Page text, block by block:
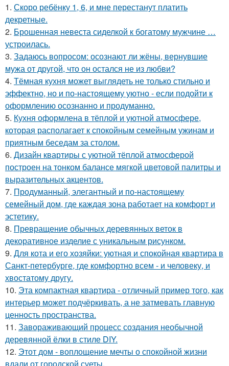
1. Скоро ребёнку 1, 6, и мне перестанут платить
декретные.
2. Брошенная невеста сиделкой к богатому мужчине …
устроилась.
3. Задаюсь вопросом: осознают ли жёны, вернувшие
мужа от другой, что он остался не из любви?
4. Тёмная кухня может выглядеть не только стильно и
эффектно, но и по-настоящему уютно - если подойти к
оформлению осознанно и продуманно.
5. Кухня оформлена в тёплой и уютной атмосфере,
которая располагает к спокойным семейным ужинам и
приятным беседам за столом.
6. Дизайн квартиры с уютной тёплой атмосферой
построен на тонком балансе мягкой цветовой палитры и
выразительных акцентов.
7. Продуманный, элегантный и по-настоящему
семейный дом, где каждая зона работает на комфорт и
эстетику.
8. Превращение обычных деревянных веток в
декоративное изделие с уникальным рисунком.
9. Для кота и его хозяйки: уютная и спокойная квартира в
Санкт-петербурге, где комфортно всем - и человеку, и
хвостатому другу.
10. Эта компактная квартира - отличный пример того, как
интерьер может подчёркивать, а не затмевать главную
ценность пространства.
11. Завораживающий процесс создания необычной
деревянной ёлки в стиле DIY.
12. Этот дом - воплощение мечты о спокойной жизни